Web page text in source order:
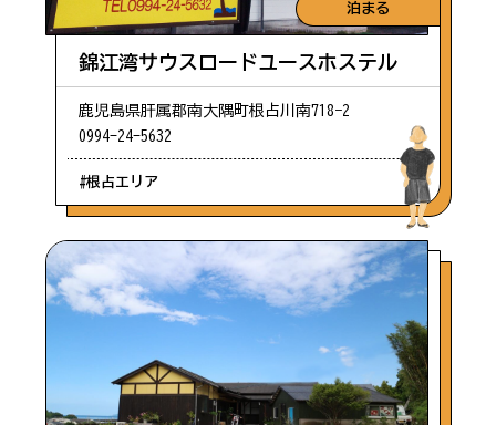
泊まる
錦江湾サウスロードユースホステル
鹿児島県肝属郡南大隅町根占川南718−2
0994-24-5632
#根占エリア